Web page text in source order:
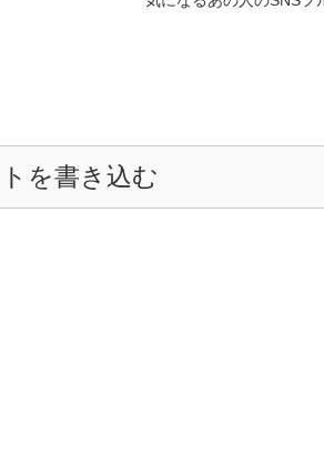
を書き込む